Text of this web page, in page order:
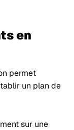
en
permet
un plan de
sur une